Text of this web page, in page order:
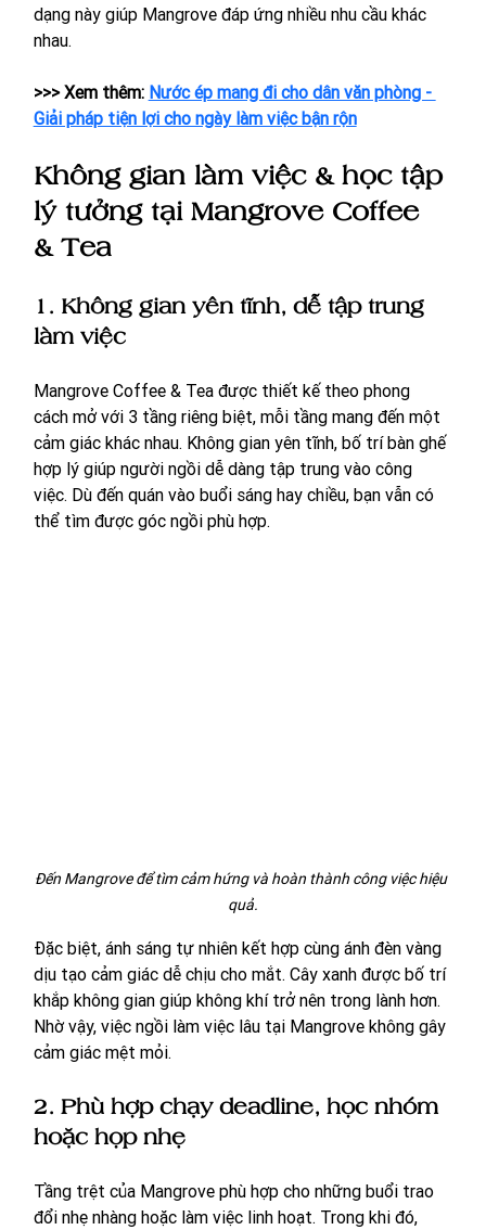
dạng này giúp Mangrove đáp ứng nhiều nhu cầu khác
nhau.
>>> Xem thêm: Nước ép mang đi cho dân văn phòng -
Giải pháp tiện lợi cho ngày làm việc bận rộn
Không gian làm việc & học tập
lý tưởng tại Mangrove Coffee
& Tea
1. Không gian yên tĩnh, dễ tập trung
làm việc
Mangrove Coffee & Tea được thiết kế theo phong
cách mở với 3 tầng riêng biệt, mỗi tầng mang đến một
cảm giác khác nhau. Không gian yên tĩnh, bố trí bàn ghế
hợp lý giúp người ngồi dễ dàng tập trung vào công
việc. Dù đến quán vào buổi sáng hay chiều, bạn vẫn có
thể tìm được góc ngồi phù hợp.
Đến Mangrove để tìm cảm hứng và hoàn thành công việc hiệu
quả.
Đặc biệt, ánh sáng tự nhiên kết hợp cùng ánh đèn vàng
dịu tạo cảm giác dễ chịu cho mắt. Cây xanh được bố trí
khắp không gian giúp không khí trở nên trong lành hơn.
Nhờ vậy, việc ngồi làm việc lâu tại Mangrove không gây
cảm giác mệt mỏi.
2. Phù hợp chạy deadline, học nhóm
hoặc họp nhẹ
Tầng trệt của Mangrove phù hợp cho những buổi trao
đổi nhẹ nhàng hoặc làm việc linh hoạt. Trong khi đó,